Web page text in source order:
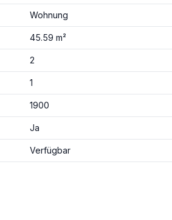
Wohnung
45.59 m²
2
1
1900
Ja
Verfügbar